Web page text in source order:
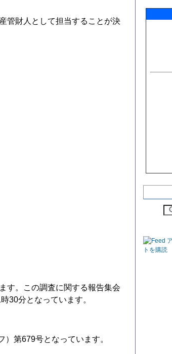
管財人として担当することが決
す。この調査に関する報告集会
30分となっています。
第679号となっています。
トを購読